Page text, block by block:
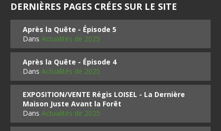
DERNIÈRES PAGES CRÉES SUR LE SITE
Après la Quête - Épisode 5
DansActualités de 2025
Après la Quête - Épisode 4
DansActualités de 2025
EXPOSITION/VENTE Régis LOISEL - La Dernière
Maison Juste Avant la Forêt
DansActualités de 2025